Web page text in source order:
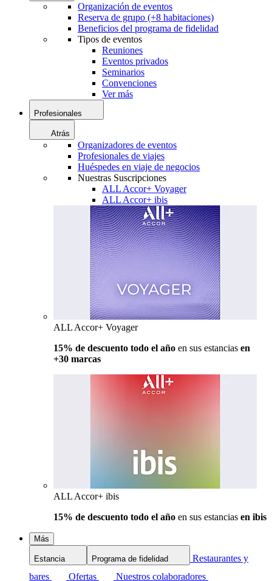
Organización de eventos
Reserva de grupo (+8 habitaciones)
Beneficios del programa de fidelidad
Tipos de eventos
Reuniones
Eventos privados
Seminarios
Convenciones
Ver más
Profesionales
Atrás
Organizadores de eventos
Profesionales de viajes
Huéspedes en viaje de negocios
Nuestras Suscripciones
ALL Accor+ Voyager
ALL Accor+ ibis
ALL Accor+ Voyager
15% de descuento todo el año en sus estancias en
+30 marcas
ALL Accor+ ibis
15% de descuento todo el año en sus estancias en ibis
Más
Estancia Programa de fidelidad
Restaurantes y
bares
Ofertas
Nuestros colaboradores